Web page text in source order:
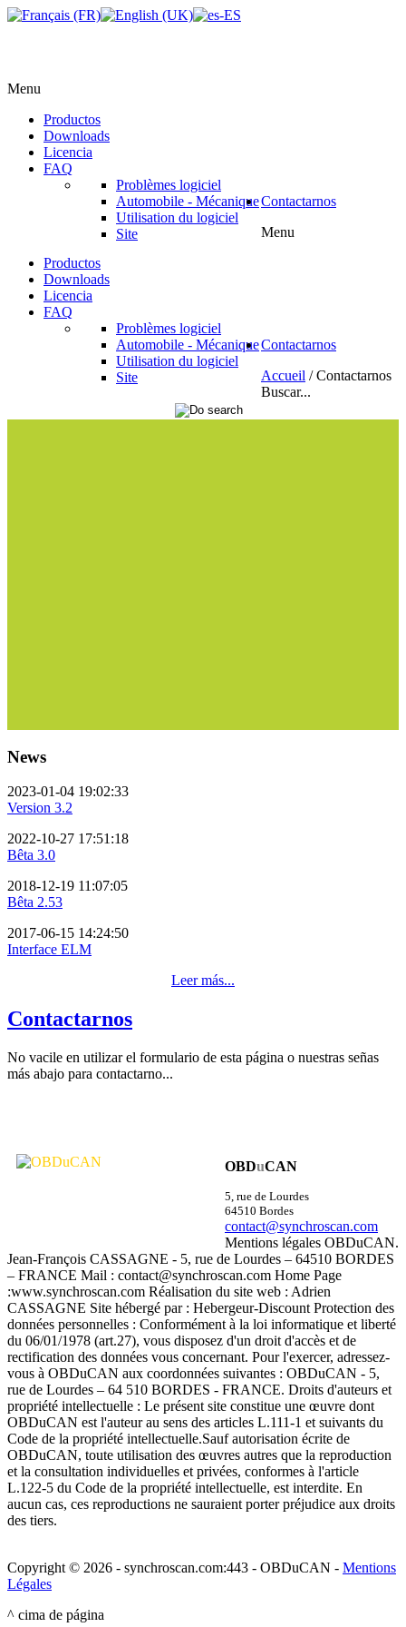
Menu
Productos
Downloads
Licencia
FAQ
Problèmes logiciel
Automobile - Mécanique
Utilisation du logiciel
Site
Contactarnos
Menu
Productos
Downloads
Licencia
FAQ
Problèmes logiciel
Automobile - Mécanique
Utilisation du logiciel
Site
Contactarnos
Accueil /Contactarnos
Buscar...
News
2023-01-04 19:02:33
Version 3.2
2022-10-27 17:51:18
Bêta 3.0
2018-12-19 11:07:05
Bêta 2.53
2017-06-15 14:24:50
Interface ELM
Leer más...
Contactarnos
No vacile en utilizar el formulario de esta página o nuestras señas
más abajo para contactarno...
OBDuCAN
5, rue de Lourdes
64510 Bordes
contact@synchroscan.com
Mentions légales OBDuCAN.
Jean-François CASSAGNE - 5, rue de Lourdes – 64510 BORDES
– FRANCE Mail : contact@synchroscan.com Home Page
:www.synchroscan.com Réalisation du site web : Adrien
CASSAGNE Site hébergé par : Hebergeur-Discount Protection des
données personnelles : Conformément à la loi informatique et liberté
du 06/01/1978 (art.27), vous disposez d'un droit d'accès et de
rectification des données vous concernant. Pour l'exercer, adressez-
vous à OBDuCAN aux coordonnées suivantes : OBDuCAN - 5,
rue de Lourdes – 64 510 BORDES - FRANCE. Droits d'auteurs et
propriété intellectuelle : Le présent site constitue une œuvre dont
OBDuCAN est l'auteur au sens des articles L.111-1 et suivants du
Code de la propriété intellectuelle.Sauf autorisation écrite de
OBDuCAN, toute utilisation des œuvres autres que la reproduction
et la consultation individuelles et privées, conformes à l'article
L.122-5 du Code de la propriété intellectuelle, est interdite. En
aucun cas, ces reproductions ne sauraient porter préjudice aux droits
des tiers.
Copyright © 2026 - synchroscan.com:443 - OBDuCAN - Mentions
Légales
^ cima de página